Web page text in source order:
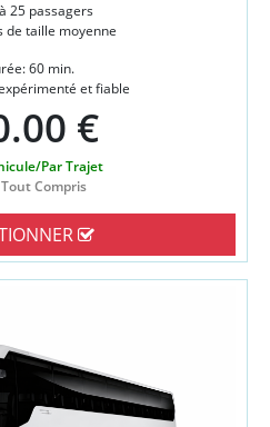
25 passagers
de taille moyenne
60 min.
et fiable
€
Par Trajet
Compris